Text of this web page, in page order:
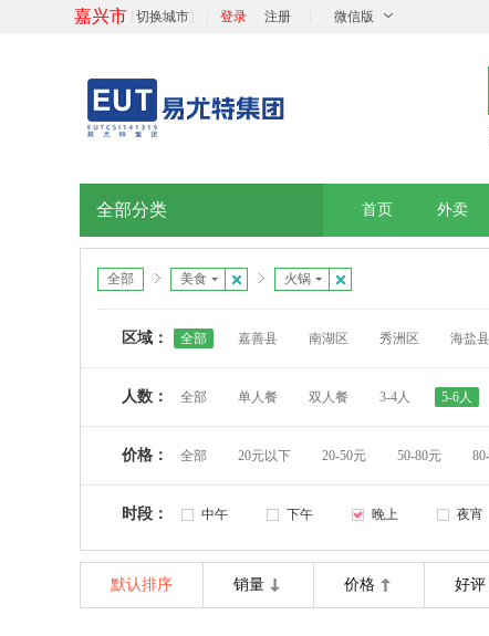
嘉兴市 切换城市 登录 注册 微信版
全部分类 首页 外卖
全部 美食 火锅
区域： 全部 嘉善县 南湖区 秀洲区 海盐县
人数： 全部 单人餐 双人餐 3-4人 5-6人
价格： 全部 20元以下 20-50元 50-80元
时段： 中午 下午 晚上 夜宵
默认排序 销量 价格 好评